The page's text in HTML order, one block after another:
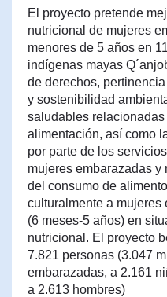
El proyecto pretende
nutricional de mujeres
menores de 5 años en
indígenas mayas
de derechos,
y sostenibilidad
saludables
alimentación, así como
por parte de los
mujeres embarazadas
del consumo de
culturalmente a mujeres
(6 meses-5 años) en
nutricional. El proyecto
7.821 personas (3.047
embarazadas, a 2.161
a 2.613 hombres)